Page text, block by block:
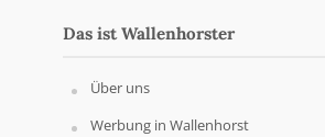
Das ist Wallenhorster
Über uns
Werbung in Wallenhorst